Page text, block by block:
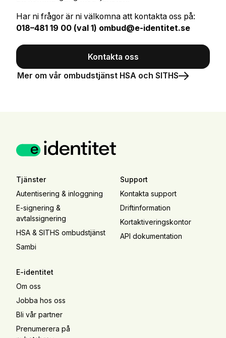
Har ni frågor är ni välkomna att kontakta oss på:
018–481 19 00 (val 1) ombud@e-identitet.se
Kontakta oss
Mer om vår ombudstjänst HSA och SITHS
Tjänster
Autentisering & inloggning
E-signering &
avtalssignering
HSA & SITHS ombudstjänst
Sambi
Support
Kontakta support
Driftinformation
Kortaktiveringskontor
API dokumentation
E-identitet
Om oss
Jobba hos oss
Bli vår partner
Prenumerera på